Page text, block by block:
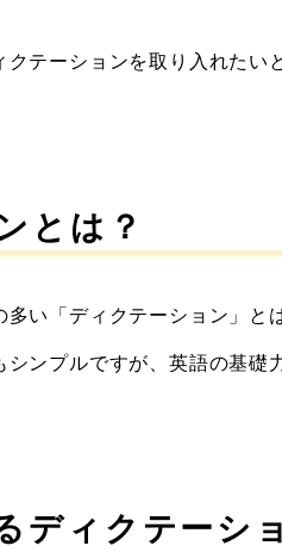
テーションを取り入れたい
とは？
い「ディクテーション」と
ンプルですが、英語の基礎
ディクテーシ